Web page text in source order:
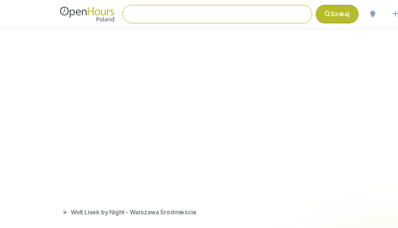
Szukaj
Wolt Lisek by Night - Warszawa Śródmieście